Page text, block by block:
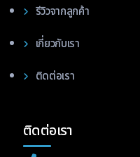
รีวิวจากลูกค้า
เกี่ยวกับเรา
ติดต่อเรา
ติดต่อเรา